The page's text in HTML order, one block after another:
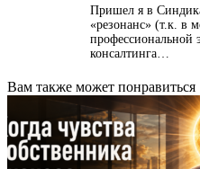
Пришел я в
«резонанс» (т.к. в
профессиональной
консалтинга…
Вам также может понравиться